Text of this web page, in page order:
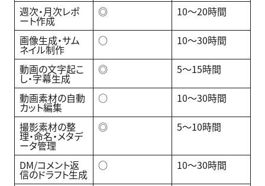
週次・月次レポ
ート作成
◎ 10〜20時間
画像生成・サム
ネイル制作
○ 10〜30時間
動画の文字起こ
し・字幕生成
◎ 5〜15時間
動画素材の自動
カット編集
○ 10〜30時間
撮影素材の整
理・命名・メタデ
ータ管理
◎ 5〜10時間
DM/コメント返
信のドラフト生成
○ 10〜30時間